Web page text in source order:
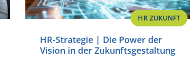
HR ZUKUNFT
HR-Strategie | Die Power der
Vision in der Zukunftsgestaltung